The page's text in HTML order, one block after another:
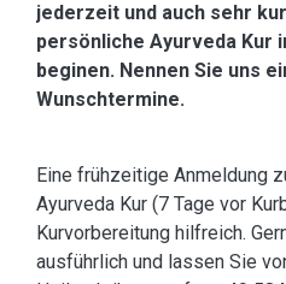
jederzeit und auch sehr
persönliche Ayurveda Kur
beginen. Nennen Sie uns
Wunschtermine.
Eine frühzeitige Anmeldung
Ayurveda Kur (7 Tage vor
Kurvorbereitung hilfreich.
ausführlich und lassen Sie